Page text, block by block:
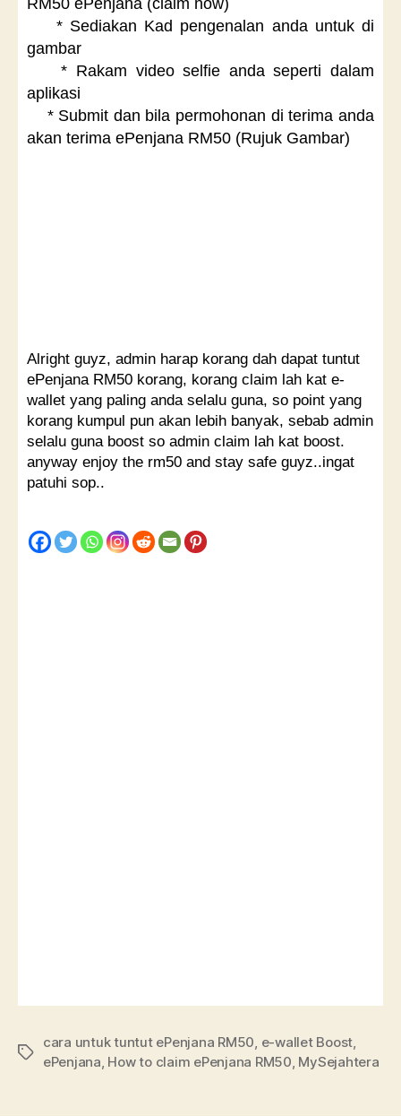
* Sediakan Kad pengenalan anda untuk di
gambar
* Rakam video selfie anda seperti dalam
aplikasi
* Submit dan bila permohonan di terima anda
akan terima ePenjana RM50 (Rujuk Gambar)
Alright guyz, admin harap korang dah dapat tuntut
ePenjana RM50 korang, korang claim lah kat e-
wallet yang paling anda selalu guna, so point yang
korang kumpul pun akan lebih banyak, sebab admin
selalu guna boost so admin claim lah kat boost.
anyway enjoy the rm50 and stay safe guyz..ingat
patuhi sop..
cara untuk tuntut ePenjana RM50, e-wallet Boost,
ePenjana, How to claim ePenjana RM50, MySejahtera